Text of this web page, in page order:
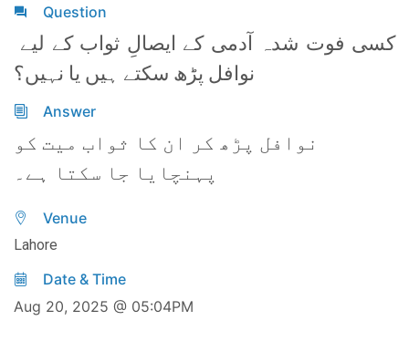
Question
نوافل پڑھ سکتے ہیں یا نہیں؟
Answer
نوافل پڑھ کر ان کا ثواب میت کو
پہنچایا جا سکتا ہے۔
Venue
Lahore
Date & Time
Aug 20, 2025 @ 05:04PM